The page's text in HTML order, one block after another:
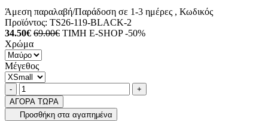
Άμεση παραλαβή/Παράδοση σε 1-3 ημέρες , Κωδικός
Προϊόντος: TS26-119-BLACK-2
34.50€ 69.00€ ΤΙΜΗ E-SHOP -50%
Χρώμα
Μέγεθος
Ποσότητα
-product.increase.quantity +
ΑΓΟΡΑ ΤΩΡΑ
Προσθήκη στα αγαπημένα